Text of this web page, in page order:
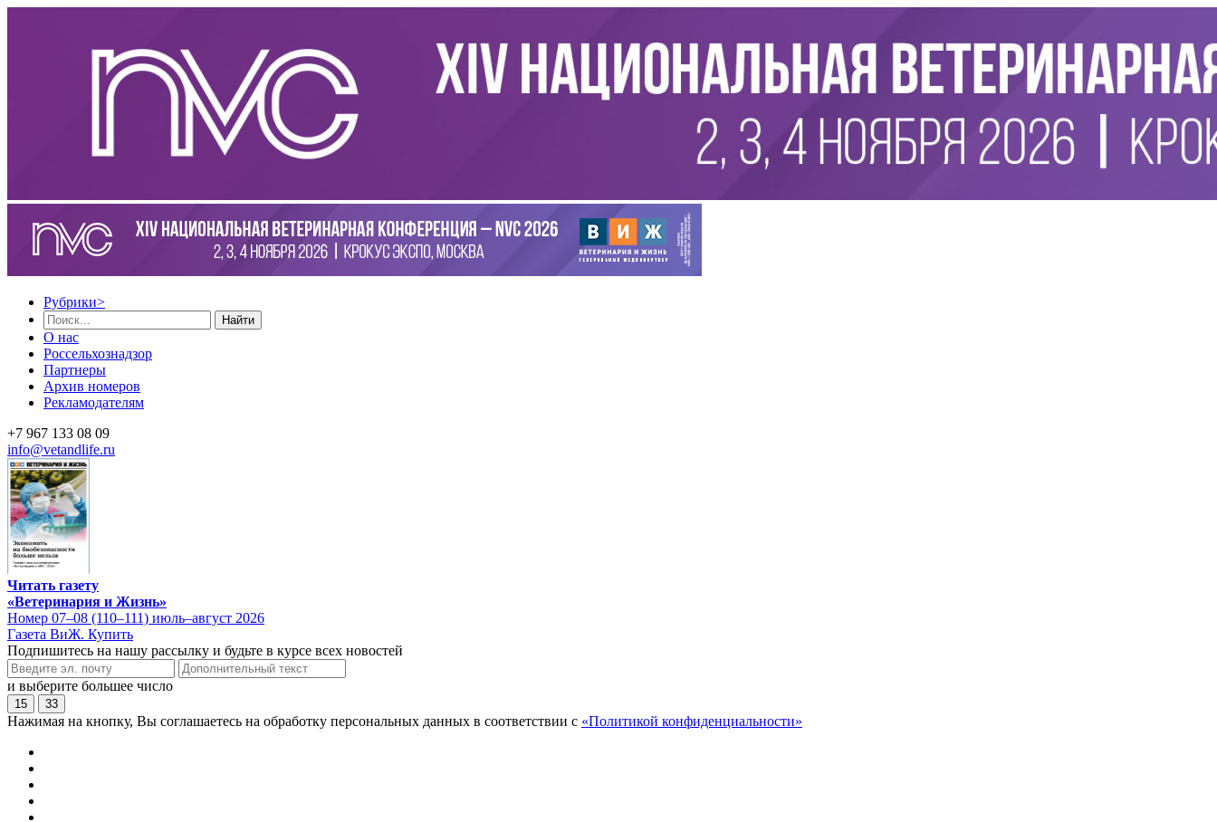
Рубрики>
Найти
О нас
Россельхознадзор
Партнеры
Архив номеров
Рекламодателям
+7 967 133 08 09
info@vetandlife.ru
Читать газету
«Ветеринария и Жизнь»
Номер 07–08 (110–111) июль–август 2026
Газета ВиЖ. Купить
Подпишитесь на нашу рассылку и будьте в курсе всех новостей
и выберите большее число
15 33
Нажимая на кнопку, Вы соглашаетесь на обработку персональных данных в соответствии с «Политикой конфиденциальности»